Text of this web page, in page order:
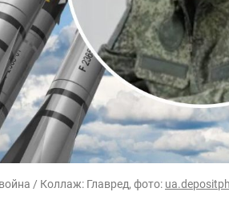
/ Коллаж: Главред, фото: